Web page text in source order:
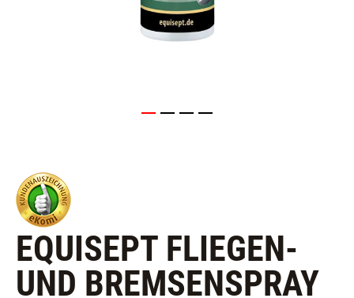
EQUISEPT FLIEGEN-
UND BREMSENSPRAY